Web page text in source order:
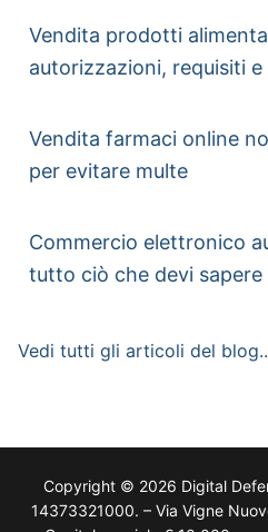
Vendita prodotti
autorizzazioni, requisiti
Vendita farmaci online
per evitare multe
Commercio elettronico
tutto ciò che devi sapere
Vedi tutti gli articoli del
Copyright © 2026 Digital
14373321000. – Via Vigne